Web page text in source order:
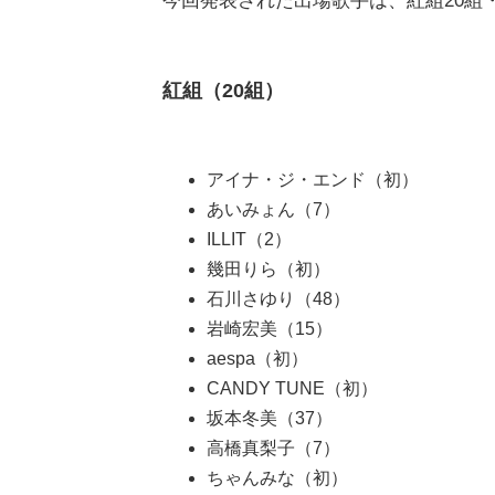
紅組（20組）
アイナ・ジ・エンド（初）
あいみょん（7）
ILLIT（2）
幾田りら（初）
石川さゆり（48）
岩崎宏美（15）
aespa（初）
CANDY TUNE（初）
坂本冬美（37）
高橋真梨子（7）
ちゃんみな（初）